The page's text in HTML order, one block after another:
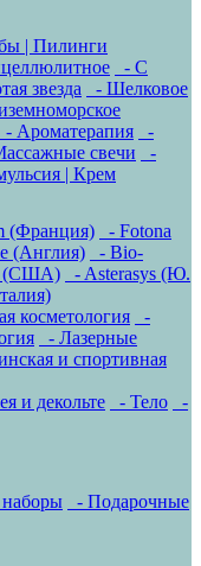
| Пилинги
- С
звезда
- Шелковое
- Ароматерапия
-
свечи
-
| Крем
(Франция)
- Fotona
(Англия)
- Bio-
(США)
- Asterasys (Ю.
косметология
-
- Лазерные
и спортивная
и декольте - Тело
-
- Подарочные